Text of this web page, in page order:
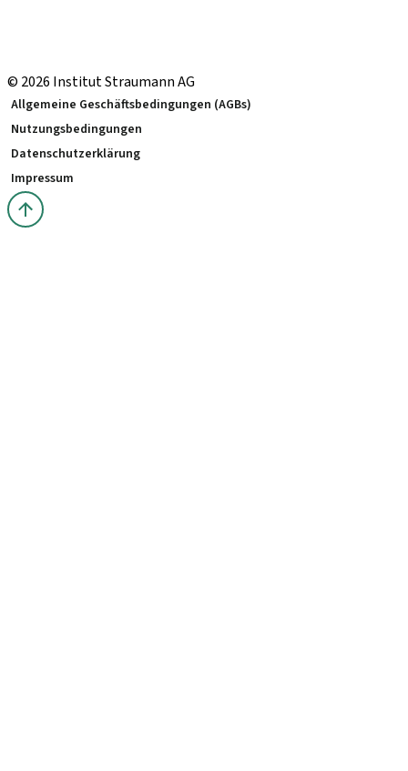
© 2026 Institut Straumann AG
Allgemeine Geschäftsbedingungen (AGBs)
Nutzungsbedingungen
Datenschutzerklärung
Impressum